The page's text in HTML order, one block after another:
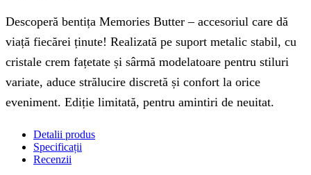
Descoperă bentița Memories Butter – accesoriul care dă
viață fiecărei ținute! Realizată pe suport metalic stabil, cu
cristale crem fațetate și sârmă modelatoare pentru stiluri
variate, aduce strălucire discretă și confort la orice
eveniment. Ediție limitată, pentru amintiri de neuitat.
Detalii produs
Specificații
Recenzii